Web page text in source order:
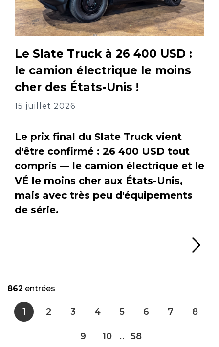
Le Slate Truck à 26 400 USD :
le camion électrique le moins
cher des États-Unis !
15 juillet 2026
Le prix final du Slate Truck vient
d'être confirmé : 26 400 USD tout
compris — le camion électrique et le
VÉ le moins cher aux États-Unis,
mais avec très peu d'équipements
de série.
862 entrées
1 2 3 4 5 6 7 8
9 10 ... 58